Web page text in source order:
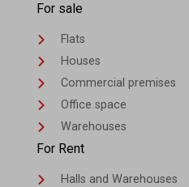
For sale
Flats
Houses
Commercial premises
Office space
Warehouses
For Rent
Halls and Warehouses